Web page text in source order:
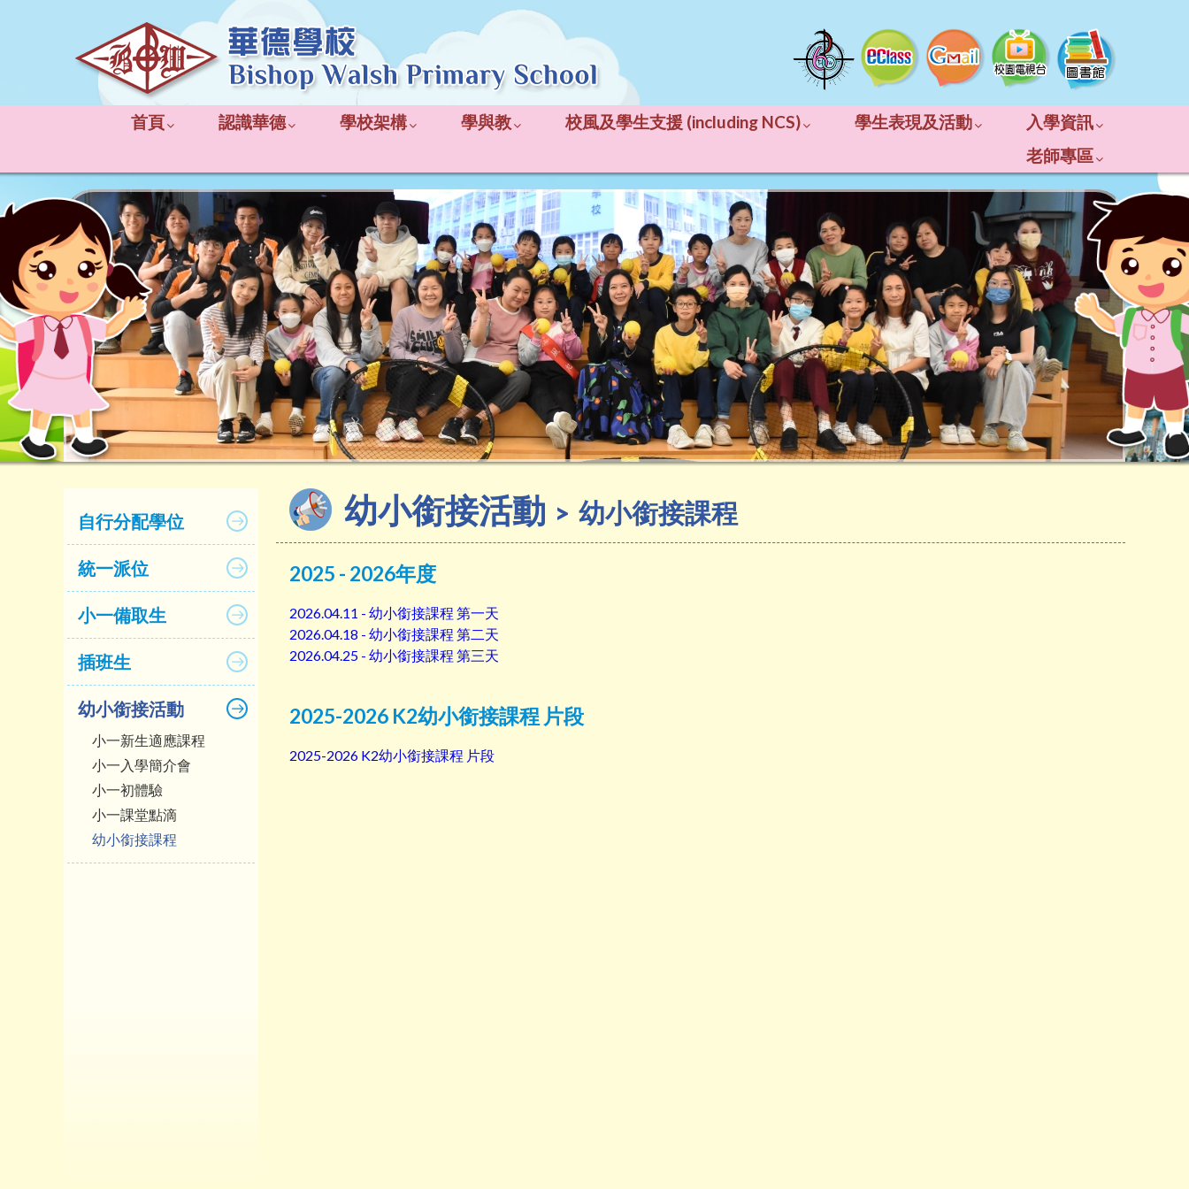
首頁 認識華德 學校架構 學與教 校風及學生支援 (including NCS) 學生表現及活動
入學資訊
老師專區
自行分配學位
統一派位
小一備取生
插班生
幼小銜接活動
小一新生適應課程
小一入學簡介會
小一初體驗
小一課堂點滴
幼小銜接課程
幼小銜接活動 幼小銜接課程
2025 - 2026年度
2026.04.11 - 幼小銜接課程 第一天
2026.04.18 - 幼小銜接課程 第二天
2026.04.25 - 幼小銜接課程 第三天
2025-2026 K2幼小銜接課程 片段
2025-2026 K2幼小銜接課程 片段